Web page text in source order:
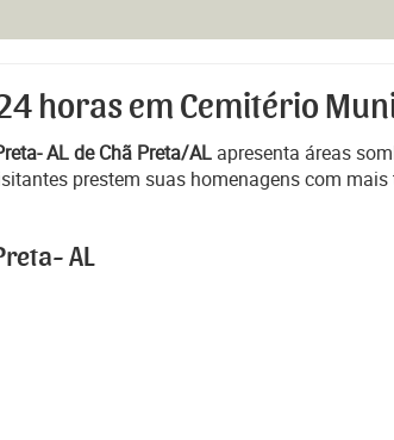
horas em Cemitério
AL de Chã Preta/AL apresenta áreas
prestem suas homenagens com
AL